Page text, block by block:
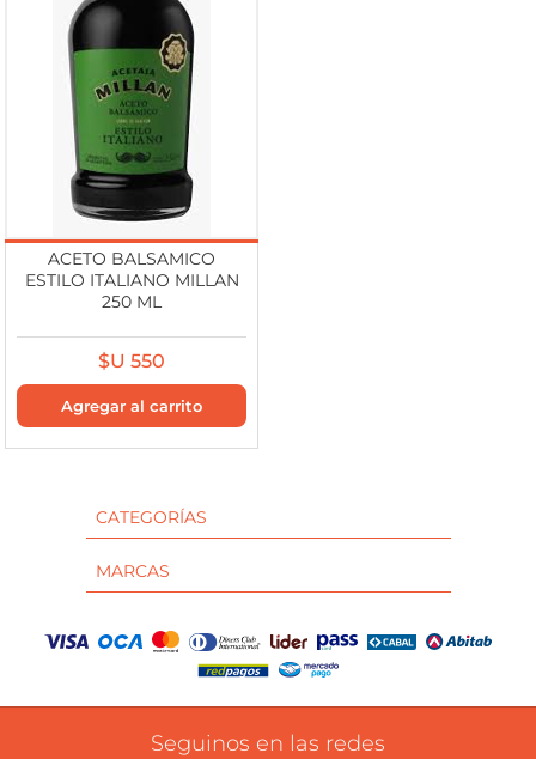
ACETO BALSAMICO
ESTILO ITALIANO MILLAN
250 ML
$U 550
CATEGORÍAS
MARCAS
Seguinos en las redes